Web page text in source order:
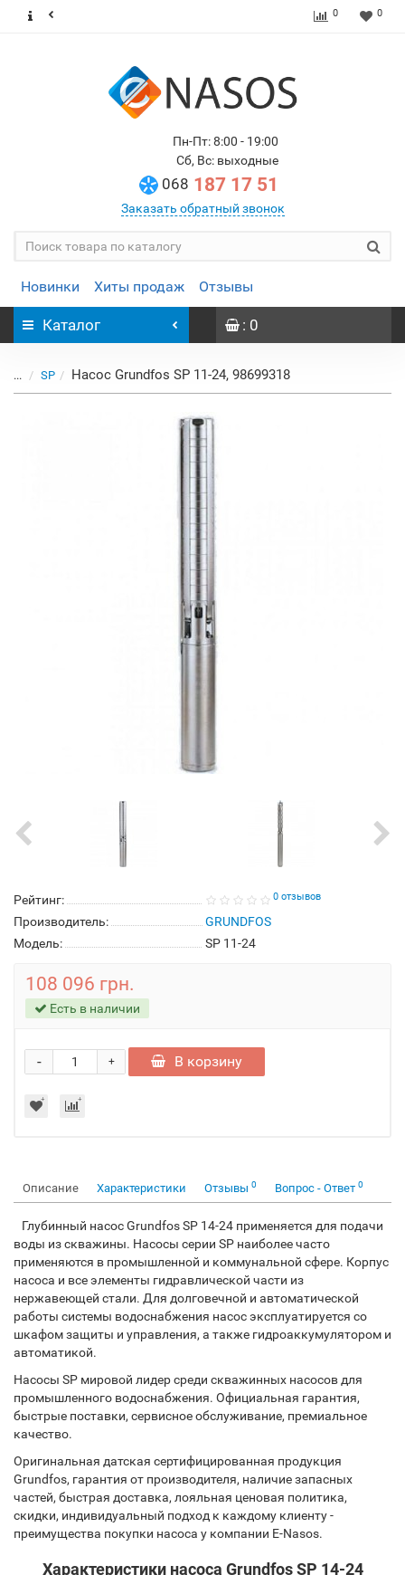
0 0
Пн-Пт: 8:00 - 19:00
Сб, Вс: выходные
068 187 17 51
Заказать обратный звонок
Новинки Хиты продаж Отзывы
Каталог : 0
... SP Насос Grundfos SP 11-24, 98699318
Рейтинг: 0 отзывов
Производитель:
GRUNDFOS
Модель:
SP 11-24
108 096 грн.
Есть в наличии
+
- В корзину
Описание Характеристики Отзывы 0 Вопрос - Ответ 0
Глубинный насос Grundfos SP 14-24 применяется для подачи
воды из скважины. Насосы серии SP наиболее часто
применяются в промышленной и коммунальной сфере. Корпус
насоса и все элементы гидравлической части из
нержавеющей стали. Для долговечной и автоматической
работы системы водоснабжения насос эксплуатируется со
шкафом защиты и управления, а также гидроаккумулятором и
автоматикой.
Насосы SP мировой лидер среди скважинных насосов для
промышленного водоснабжения. Официальная гарантия,
быстрые поставки, сервисное обслуживание, премиальное
качество.
Оригинальная датская сертифицированная продукция
Grundfos, гарантия от производителя, наличие запасных
частей, быстрая доставка, лояльная ценовая политика,
скидки, индивидуальный подход к каждому клиенту -
преимущества покупки насоса у компании E-Nasos.
Характеристики насоса Grundfos SP 14-24